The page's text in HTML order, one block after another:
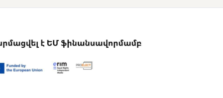
ՄՈՒՆԵՏԻԿ